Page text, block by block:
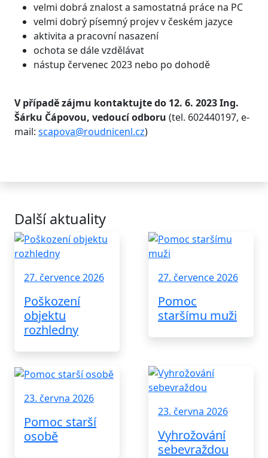
velmi dobrá znalost a samostatná práce na PC
velmi dobrý písemný projev v českém jazyce
aktivita a pracovní nasazení
ochota se dále vzdělávat
nástup červenec 2023 nebo po dohodě
V případě zájmu kontaktujte do 12. 6. 2023 Ing.
Šárku Čápovou, vedoucí odboru (tel. 602440197, e-
mail: scapova@roudnicenl.cz)
Další aktuality
27. července 2026
Poškození
objektu
rozhledny
27. července 2026
Pomoc
staršímu muži
23. června 2026
Pomoc starší
osobě
23. června 2026
Vyhrožování
sebevraždou